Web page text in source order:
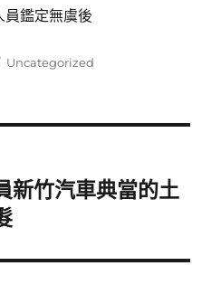
員鑑定無虞後
分
Uncategorized
新竹汽車典當的土